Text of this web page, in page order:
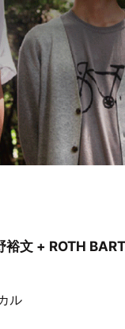
文 + ROTH
ル